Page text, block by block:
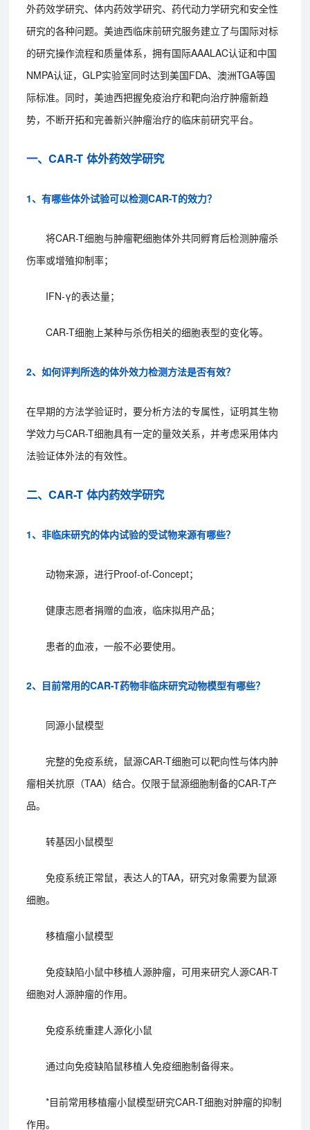
外药效学研究、体内药效学研究、药代动力学研究和安全性
研究的各种问题。美迪西临床前研究服务建立了与国际对标
的研究操作流程和质量体系，拥有国际AAALAC认证和中国
NMPA认证，GLP实验室同时达到美国FDA、澳洲TGA等国
际标准。同时，美迪西把握免疫治疗和靶向治疗肿瘤新趋
势，不断开拓和完善新兴肿瘤治疗的临床前研究平台。
一、CAR-T 体外药效学研究
1、有哪些体外试验可以检测CAR-T的效力？
将CAR-T细胞与肿瘤靶细胞体外共同孵育后检测肿瘤杀
伤率或增殖抑制率；
IFN-γ的表达量；
CAR-T细胞上某种与杀伤相关的细胞表型的变化等。
2、如何评判所选的体外效力检测方法是否有效？
在早期的方法学验证时，要分析方法的专属性，证明其生物
学效力与CAR-T细胞具有一定的量效关系，并考虑采用体内
法验证体外法的有效性。
二、CAR-T 体内药效学研究
1、非临床研究的体内试验的受试物来源有哪些？
动物来源，进行Proof-of-Concept；
健康志愿者捐赠的血液，临床拟用产品；
患者的血液，一般不必要使用。
2、目前常用的CAR-T药物非临床研究动物模型有哪些？
同源小鼠模型
完整的免疫系统，鼠源CAR-T细胞可以靶向性与体内肿
瘤相关抗原（TAA）结合。仅限于鼠源细胞制备的CAR-T产
品。
转基因小鼠模型
免疫系统正常鼠，表达人的TAA，研究对象需要为鼠源
细胞。
移植瘤小鼠模型
免疫缺陷小鼠中移植人源肿瘤，可用来研究人源CAR-T
细胞对人源肿瘤的作用。
免疫系统重建人源化小鼠
通过向免疫缺陷鼠移植人免疫细胞制备得来。
*目前常用移植瘤小鼠模型研究CAR-T细胞对肿瘤的抑制
作用。